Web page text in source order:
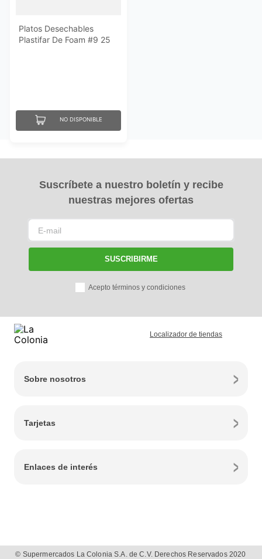
Platos Desechables
Plastifar De Foam #9 25
NO DISPONIBLE
Suscríbete a nuestro boletín y recibe
nuestras mejores ofertas
SUSCRIBIRME
Acepto términos y condiciones
Localizador de tiendas
Sobre nosotros
Tarjetas
Enlaces de interés
© Supermercados La Colonia S.A. de C.V. Derechos Reservados 2020